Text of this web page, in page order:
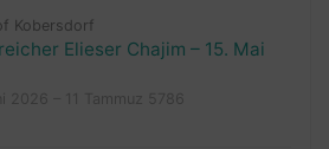
Kobersdorf
Elieser Chajim – 15. Mai